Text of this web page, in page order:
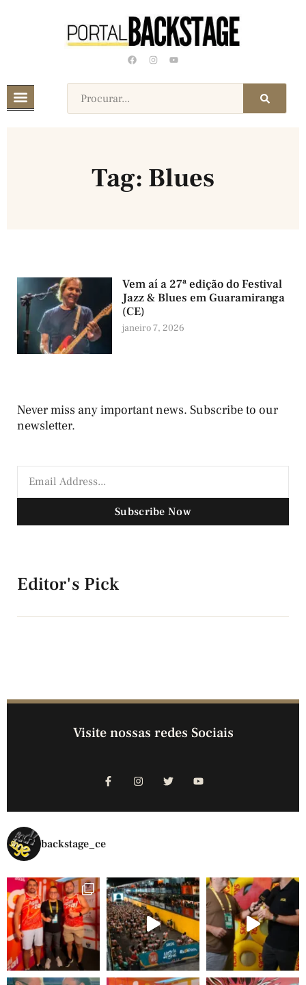
Tag: Blues
Vem aí a 27ª edição do Festival
Jazz & Blues em Guaramiranga
(CE)
janeiro 7, 2026
Never miss any important news. Subscribe to our
newsletter.
Subscribe Now
Editor's Pick
Visite nossas redes Sociais
backstage_ce